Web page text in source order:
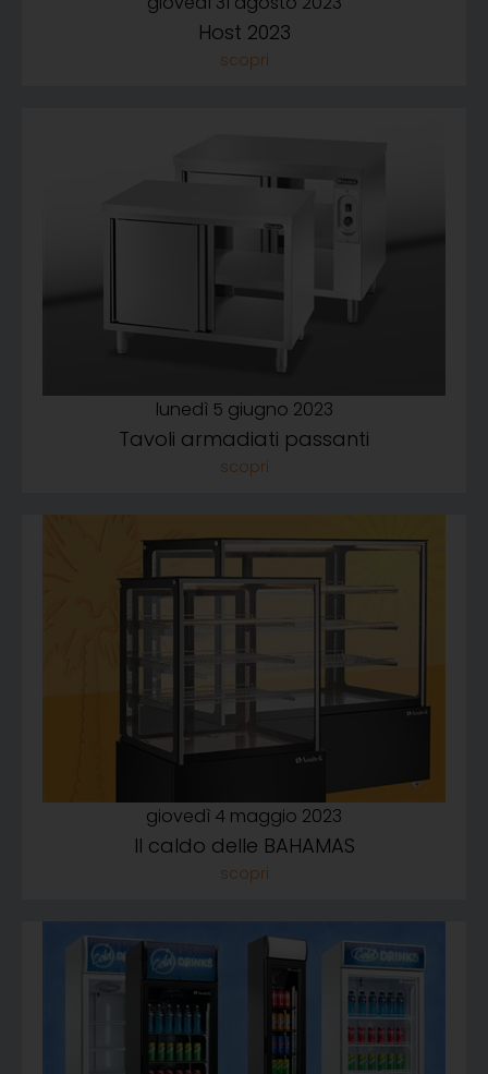
Host 2023
lunedì 5 giugno 2023
Tavoli armadiati passanti
giovedì 4 maggio 2023
Il caldo delle BAHAMAS